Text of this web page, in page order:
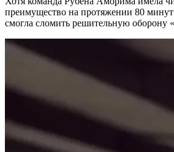
преимущество на протяжении 80 минут
смогла сломить решительную оборону